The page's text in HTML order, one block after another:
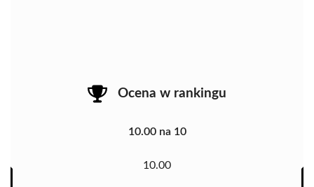
Ocena w rankingu
10.00 na 10
10.00